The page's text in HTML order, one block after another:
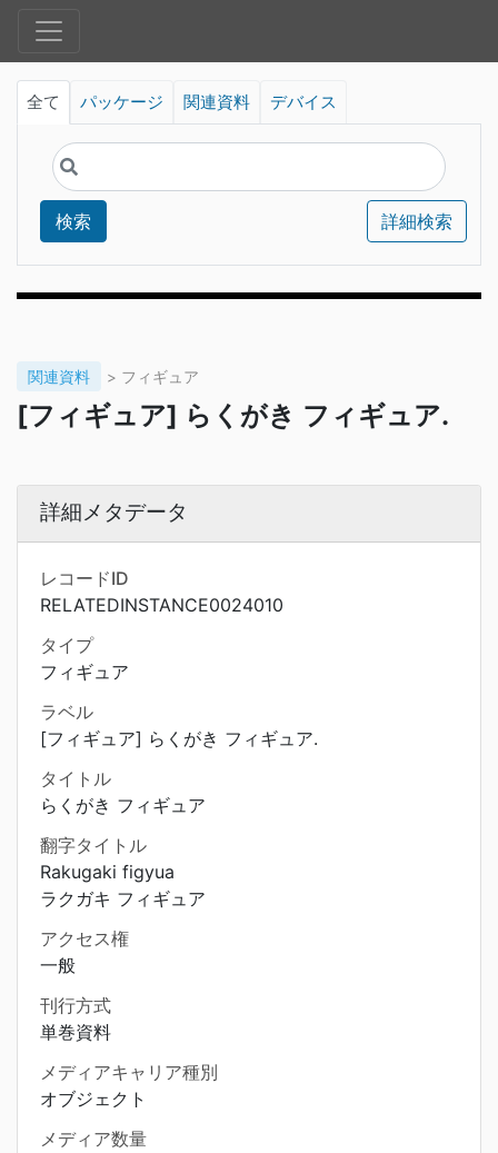
全て パッケージ 関連資料 デバイス
検索 詳細検索
関連資料 > フィギュア
[フィギュア] らくがき フィギュア.
詳細メタデータ
レコードID
RELATEDINSTANCE0024010
タイプ
フィギュア
ラベル
[フィギュア] らくがき フィギュア.
タイトル
らくがき フィギュア
翻字タイトル
Rakugaki figyua
ラクガキ フィギュア
アクセス権
一般
刊行方式
単巻資料
メディアキャリア種別
オブジェクト
メディア数量